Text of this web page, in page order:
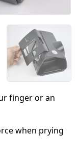
finger or an
when prying